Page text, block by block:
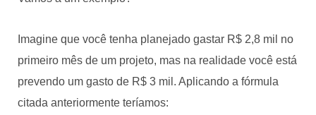
Imagine que você tenha planejado gastar R$ 2,8 mil no
primeiro mês de um projeto, mas na realidade você está
prevendo um gasto de R$ 3 mil. Aplicando a fórmula
citada anteriormente teríamos: